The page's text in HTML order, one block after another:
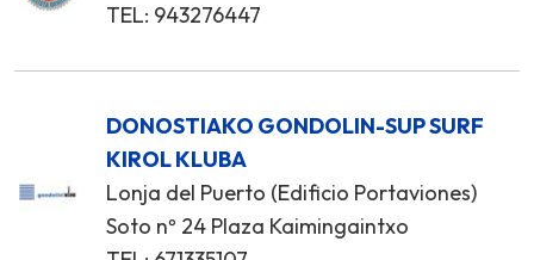
TEL: 943276447
DONOSTIAKO GONDOLIN-SUP SURF
KIROL KLUBA
Lonja del Puerto (Edificio Portaviones)
Soto nº 24 Plaza Kaimingaintxo